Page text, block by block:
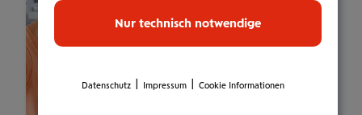
Nur technisch notwendige
Datenschutz Impressum Cookie Informationen